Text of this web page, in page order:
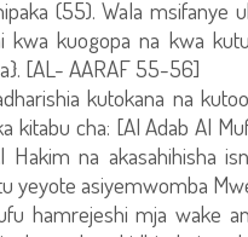
(55). Wala msifanye
kwa kuogopa na kwa
[AL- AARAF 55-56]
kutokana na
kitabu cha: [Al Adab Al
na akasahihisha
yeyote asiyemwomba
hamrejeshi mja wake